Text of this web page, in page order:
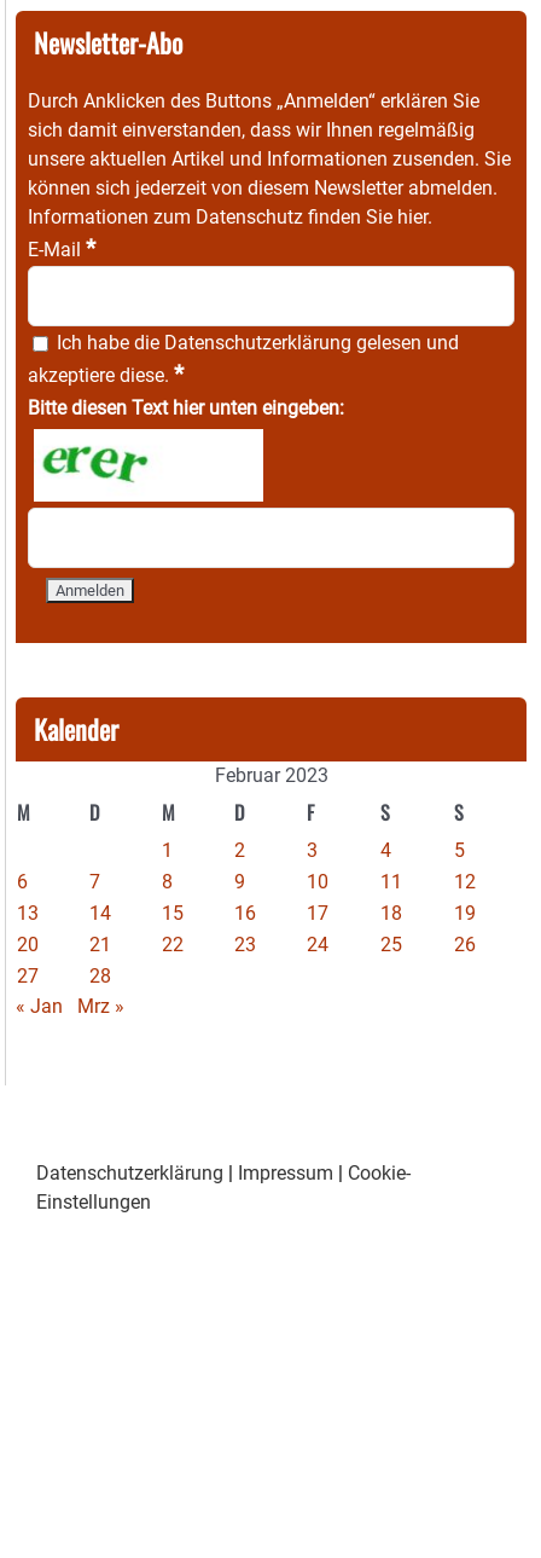
Newsletter-Abo
Durch Anklicken des Buttons „Anmelden“ erklären Sie
sich damit einverstanden, dass wir Ihnen regelmäßig
unsere aktuellen Artikel und Informationen zusenden. Sie
können sich jederzeit von diesem Newsletter abmelden.
Informationen zum Datenschutz finden Sie hier.
E-Mail *
Ich habe die Datenschutzerklärung gelesen und
akzeptiere diese. *
Bitte diesen Text hier unten eingeben:
Kalender
Februar 2023
M D M D F S S
1 2 3 4
5
6
7 8 9 10 11
12
13
14 15 16 17 18
19
20
21 22 23 24 25
26
27
28
« Jan
Mrz »
Datenschutzerklärung | Impressum | Cookie-
Einstellungen